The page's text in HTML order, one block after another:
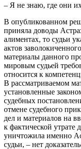
– Я не знаю, где они
В опубликованном
приняла доводы
алиментах, то судьи
актов
материалы данного
мировым судьей
относится к
В рассматриваемом
установленные
судебных
отмене судебного
дел и материалов на
к фактической утрате
уничтожила именно
судьи, – нет